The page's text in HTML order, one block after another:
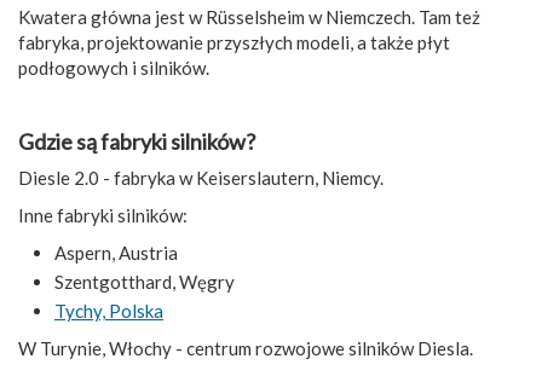
Kwatera główna jest w Rüsselsheim w Niemczech. Tam też
fabryka, projektowanie przyszłych modeli, a także płyt
podłogowych i silników.
Gdzie są fabryki silników?
Diesle 2.0 - fabryka w Keiserslautern, Niemcy.
Inne fabryki silników:
Aspern, Austria
Szentgotthard, Węgry
Tychy, Polska
W Turynie, Włochy - centrum rozwojowe silników Diesla.